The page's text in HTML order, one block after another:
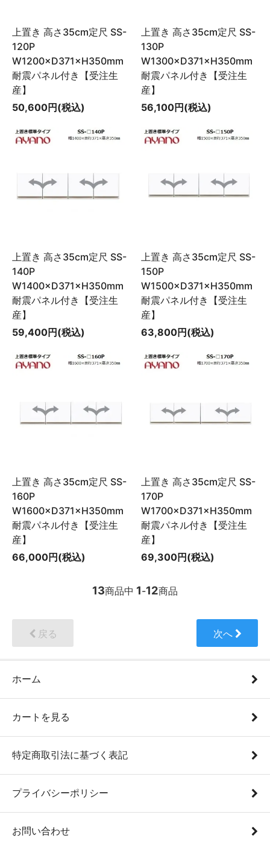
上置き 高さ35cm定尺 SS-
120P
W1200×D371×H350mm
耐震パネル付き【受注生
産】
50,600円(税込)
上置き 高さ35cm定尺 SS-
130P
W1300×D371×H350mm
耐震パネル付き【受注生
産】
56,100円(税込)
上置き 高さ35cm定尺 SS-
140P
W1400×D371×H350mm
耐震パネル付き【受注生
産】
59,400円(税込)
上置き 高さ35cm定尺 SS-
150P
W1500×D371×H350mm
耐震パネル付き【受注生
産】
63,800円(税込)
上置き 高さ35cm定尺 SS-
160P
W1600×D371×H350mm
耐震パネル付き【受注生
産】
66,000円(税込)
上置き 高さ35cm定尺 SS-
170P
W1700×D371×H350mm
耐震パネル付き【受注生
産】
69,300円(税込)
13商品中 1-12商品
戻る 次へ
ホーム
カートを見る
特定商取引法に基づく表記
プライバシーポリシー
お問い合わせ